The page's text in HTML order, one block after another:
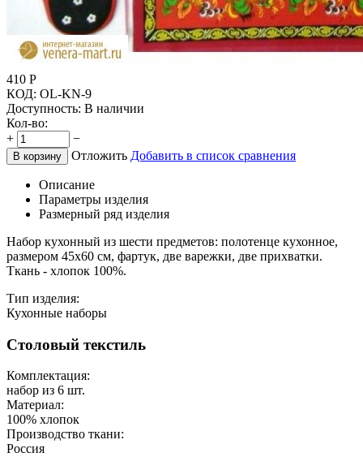
410 Р
КОД: OL-KN-9
Доступность: В наличии
Кол-во:
+
−
В корзину Отложить Добавить в список сравнения
Описание
Параметры изделия
Размерный ряд изделия
Набор кухонный из шести предметов: полотенце кухонное,
размером 45х60 см, фартук, две варежки, две прихватки.
Ткань - хлопок 100%.
Тип изделия:
Кухонные наборы
Столовый текстиль
Комплектация:
набор из 6 шт.
Материал:
100% хлопок
Производство ткани:
Россия